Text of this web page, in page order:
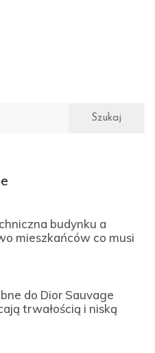
budynku a
mieszkańców co musi
do Dior Sauvage
trwałością i niską